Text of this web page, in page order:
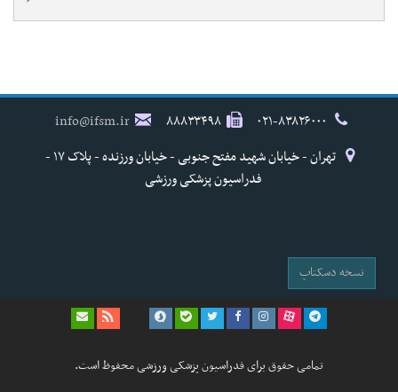
۸۸۸۳۳۴۹۸
info@ifsm.ir
تهران - خیابان شهید مفتح جنوبی - خیابان ورزنده - پلاک ۱۷ -
فدراسیون پزشکی ورزشی
نسخه دسکتاپ
تمامی حقوق برای فدراسیون پزشکی ورزشی محفوظ است.